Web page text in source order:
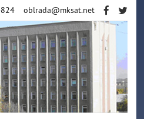
oblrada@mksat.net